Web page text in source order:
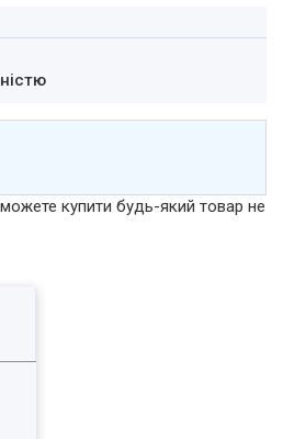
можете купити будь-який товар не